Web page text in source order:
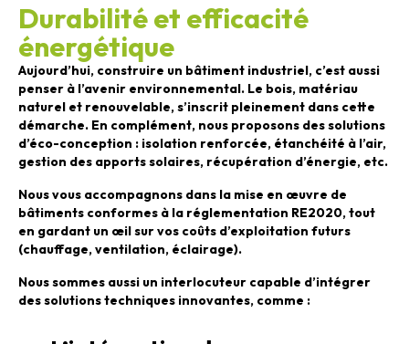
Durabilité et efficacité
énergétique
Aujourd’hui, construire un bâtiment industriel, c’est aussi
penser à l’avenir environnemental. Le bois, matériau
naturel et renouvelable, s’inscrit pleinement dans cette
démarche. En complément, nous proposons des solutions
d’éco-conception : isolation renforcée, étanchéité à l’air,
gestion des apports solaires, récupération d’énergie, etc.
Nous vous accompagnons dans la mise en œuvre de
bâtiments conformes à la réglementation RE2020, tout
en gardant un œil sur vos coûts d’exploitation futurs
(chauffage, ventilation, éclairage).
Nous sommes aussi un interlocuteur capable d’intégrer
des solutions techniques innovantes, comme :